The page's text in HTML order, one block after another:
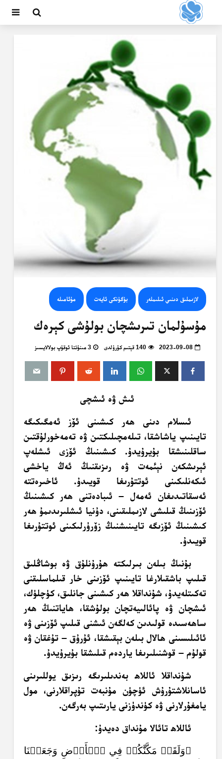
لازىملىق دىنىي ئىلىملەر بۈگۈنكى ئايەت مۇئامىلە
مۇسۇلمان تىرىشچان بولۇشى كېرەك
2023-09-08 140 قېتىم كۆرۈلدى 3 مىنۇتتا ئوقۇپ بولالايسىز
ئىش ۋە ئىشچى
ئىسلام دىنى ھەر كىشىنى ئۆز ئەمگىكىگە
تايىنىپ ياشاشقا، تىلەمچىلىكتىن ۋە تەمەخورلۇقتىن
ساقلىنىشقا بۇيرۇيدۇ. كىشىنىڭ ئۆزى ئىشلەپ
ئېرىشكەن نېئمەت ۋە رىزىقنىڭ ئەڭ ياخشى
ئىكەنلىكىنى ئوتتۇرىغا قويىدۇ. ئاخىرەتتە
ئەسقاتىدىغان ئەمەل – ئىبادەتنى ھەر كىشىنىڭ
ئۆزىنىڭ قىلىشى لازىملىقىنى، دۇنيا ئىشلىرىدىمۇ ھەر
كىشىنىڭ ئۆزىگە تايىنىشنىڭ زۆرۈرلىكىنى ئوتتۇرىغا
قويىدۇ.
بۇنىڭ بىلەن بىرلىكتە ھۇرۇنلۇق ۋە بوشاڭلىق
قىلىپ باشقىلارغا تايىنىپ ئۆزىنى خار قىلماسلىقنى
تەكىتلەيدۇ، شۇنداقلا ھەر كىشىنى جانلىق، كۈچلۈك،
ئىشچان ۋە پائالىيەتچان بولۇشقا، ھاياتنىڭ ھەر
ساھەسىدە قولىدىن كەلگەن ئىشنى قىلىپ ئۆزىنى ۋە
ئائىلىسىنى ھالال بىلەن بېقىشقا، ئۇرۇق – تۇغقان ۋە
قولۇم – قوشنىلىرىغا ياردەم قىلىشقا بۇيرۇيدۇ.
شۇنداقلا ئاللاھ بەندىلىرىگە رىزىق يوللىرىنى
ئاسانلاشتۇرۇش ئۈچۈن مۇنبەت تۇپراقلارنى، مول
يامغۇرلارنى ۋە كۈندۈزنى يارىتىپ بەرگەن.
ئاللاھ تائالا مۇنداق دەيدۇ:
﴿وَلَقَدۡ مَكَّنَّٰكُمۡ فِي ٱلۡأَرۡضِ وَجَعَلۡنَا